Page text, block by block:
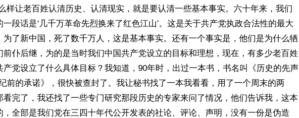
样让老百姓认清历史、认清现实，就是要认清一些基本事实。六十年来，我们
一段话是‘几千万革命先烈换来了红色江山’。这是关于共产党执政合法性的最大
为了新中国，死了数千万人，这是基本事实。还有一个事实是，他们是为什么牺
前仆后继，为的是当时我们中国共产党设立的目标和理想，现在，有多少老百姓
产党设立了什么具体目标？我知道，90年时，出过一本书，书名叫《历史的先声
前的承诺》，很快被查封了。我让秘书找了一本我看看，用了一个周末的两
看完了，我还找了一些专门研究那段历史的专家来问了情况，他们告诉我，这本
，全部是我们党在三四十年代公开发表的社论、评论、声明，没有一份是伪造